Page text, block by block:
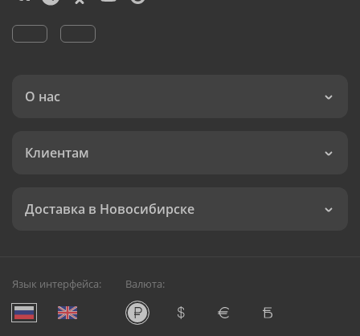
О нас
Клиентам
Доставка в Новосибирске
Язык интерфейса: Валюта: